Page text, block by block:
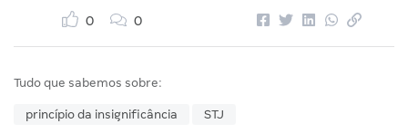
0 0
Tudo que sabemos sobre:
princípio da insignificância STJ